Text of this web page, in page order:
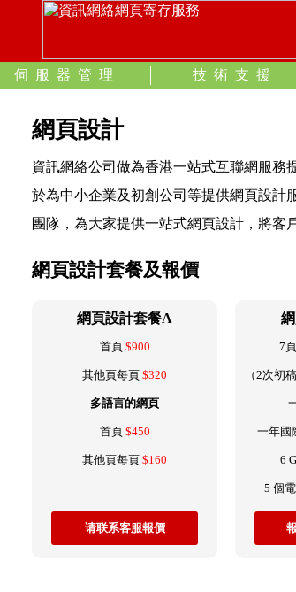
伺服器管理 技術支援
網頁設計
資訊網絡公司做為香港一站式互聯網服務
於為中小企業及初創公司等提供網頁設計
團隊，為大家提供一站式網頁設計，將客
網頁設計套餐及報價
網頁設計套餐A
首頁 $900
其他頁每頁 $320
多語言的網頁
首頁 $450
其他頁每頁 $160
请联系客服報價
7
（2次初
一年國
6
5 個